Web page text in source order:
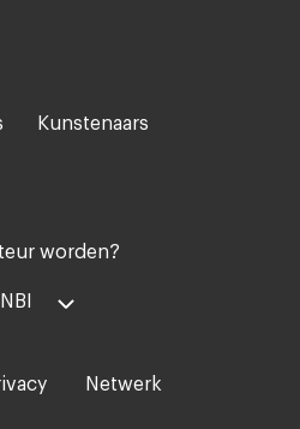
Kunstenaars
worden?
Netwerk